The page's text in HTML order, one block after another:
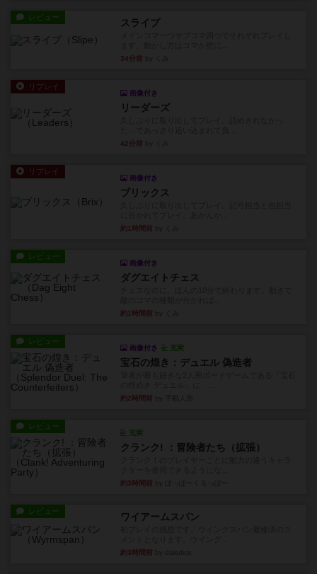
レビュー スライプ
34分前
リプレイ
画像付き
リーダーズ
42分前
リプレイ
画像付き
ブリックス
約1時間前
レビュー
画像付き
ダグエイトチェス
約1時間前
レビュー
画像付き 充実
宝石の煌き：デュエル 偽造者
約2時間前
レビュー
充実
クランク! ：冒険者たち（拡張）
約3時間前
レビュー ワイアームスパン
約3時間前